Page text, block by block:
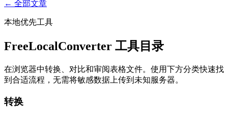
← 全部文章
本地优先工具
FreeLocalConverter 工具目录
在浏览器中转换、对比和审阅表格文件。使用下方分类快速找
到合适流程，无需将敏感数据上传到未知服务器。
转换